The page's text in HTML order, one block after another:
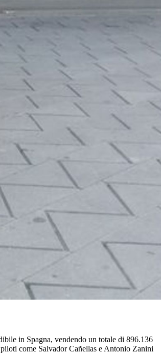
in Spagna, vendendo un totale di 896.136
come Salvador Cañellas e Antonio Zanini